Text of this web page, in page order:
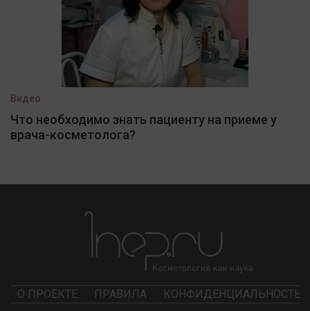
Видео
Что необходимо знать пациенту на приеме у
врача-косметолога?
О ПРОЕКТЕ ПРАВИЛА КОНФИДЕНЦИАЛЬНОСТЬ